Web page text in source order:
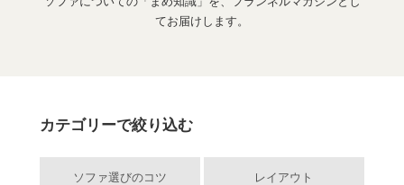
てお届けします。
カテゴリーで絞り込む
ソファ選びのコツ レイアウト